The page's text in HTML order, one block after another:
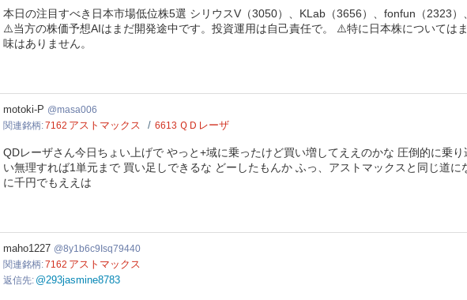
本日の注目すべき日本市場低位株5選 シリウスV（3050）、KLab（3656）、fonfun（2323）
⚠️当方の株価予想AIはまだ開発途中です。投資運用は自己責任で。 ⚠️特に日本株については
味はありません。
masa006
motoki-P masa006
関連銘柄 7162 アストマックス 6613 ＱＤレーザ
QDレーザさん今日ちょい上げで やっと+域に乗ったけど買い増してええのかな 圧倒的に乗
い無理すれば1単元まで 買い足しできるな どーしたもんか ふっ、アストマックスと同じ道
に千円でもええは
8y1b6c9Isq79440
maho1227 8y1b6c9Isq79440
関連銘柄 7162 アストマックス
返信先 @293jasmine8783